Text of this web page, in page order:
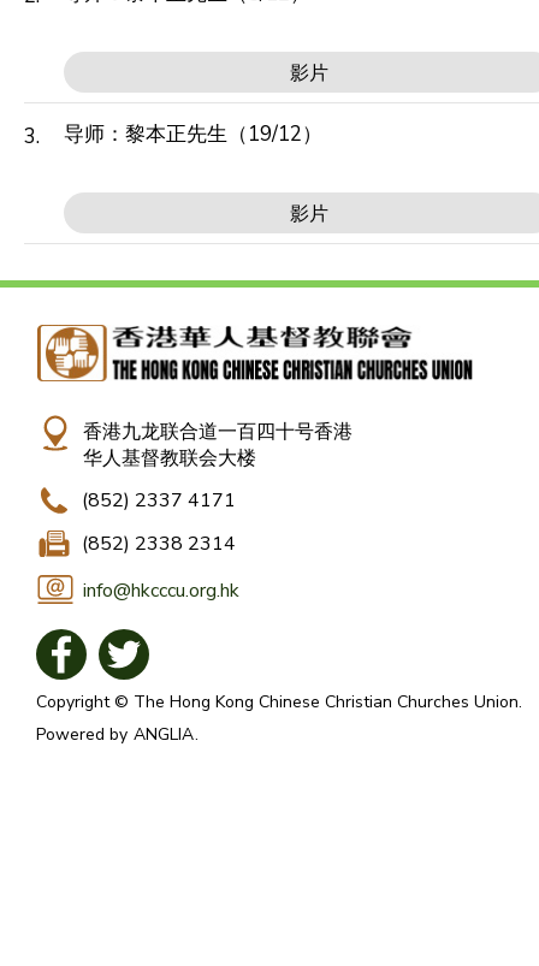
影片
3. 导师：黎本正先生（19/12）
影片
香港九龙联合道一百四十号香港
华人基督教联会大楼
(852) 2337 4171
(852) 2338 2314
info@hkcccu.org.hk
Copyright © The Hong Kong Chinese Christian Churches Union.
Powered by ANGLIA.